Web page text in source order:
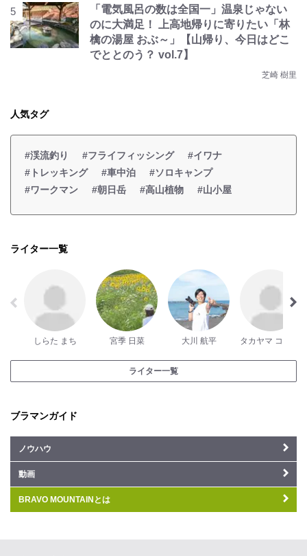
「電気風呂の数は全国一」温泉じゃない
のに大満足！ 上高地帰りに寄りたい「林
檎の湯屋 おぶ～」【山帰り、今日はどこ
でととのう？ vol.7】
芝崎 樹里
人気タグ
#渓流釣り #フライフィッシング
#イワナ
#トレッキング
#車中泊
#ソロキャンプ
#ワークマン
#朝日岳 #高山植物 #山小屋
ライター一覧
しらた まち 宮季 日菜 大川 航平
ライター一覧
ブラマンガイド
ノウハウ
動画
BRAVO MOUNTAINとは